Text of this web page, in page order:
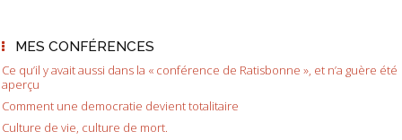
MES CONFÉRENCES
Ce qu’il y avait aussi dans la « conférence de Ratisbonne », et n’a guère été
aperçu
Comment une democratie devient totalitaire
Culture de vie, culture de mort.